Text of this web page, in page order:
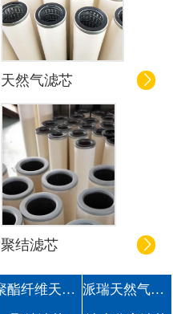
天然气滤芯 
聚结滤芯 
聚酯纤维天然气滤芯
派瑞天然气滤芯